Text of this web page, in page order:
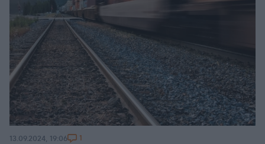
13.09.2024, 19:06 1